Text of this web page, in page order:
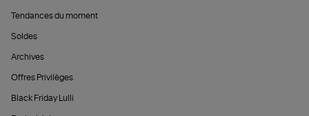
Tendances du moment
Soldes
Archives
Offres Privilèges
Black Friday Lulli